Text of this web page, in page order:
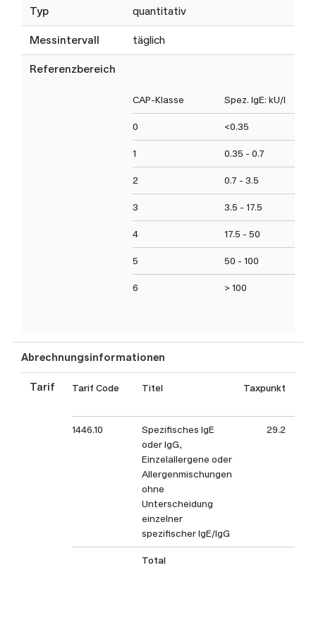
Typ quantitativ
Messintervall täglich
Referenzbereich
CAP-Klasse Spez. IgE: kU/l
0 <0.35
1 0.35 - 0.7
2 0.7 - 3.5
3 3.5 - 17.5
4 17.5 - 50
5 50 - 100
6 > 100
Abrechnungsinformationen
Tarif Tarif Code Titel Taxpunkt
1446.10
Spezifisches IgE
oder IgG,
Einzelallergene oder
Allergenmischungen
ohne
Unterscheidung
einzelner
spezifischer IgE/IgG
29.2
Total